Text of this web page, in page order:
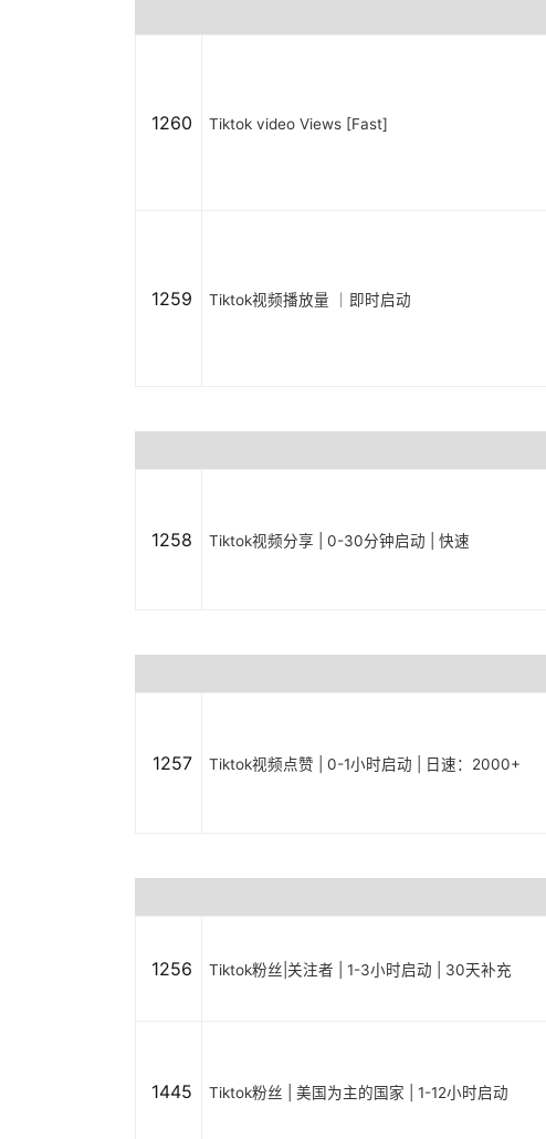
1260 Tiktok video Views [Fast]
1259 Tiktok视频播放量 ｜即时启动
1258 Tiktok视频分享 | 0-30分钟启动 | 快速
1257 Tiktok视频点赞 | 0-1小时启动 | 日速：2000+
1256 Tiktok粉丝|关注者 | 1-3小时启动 | 30天补充
1445 Tiktok粉丝 | 美国为主的国家 | 1-12小时启动